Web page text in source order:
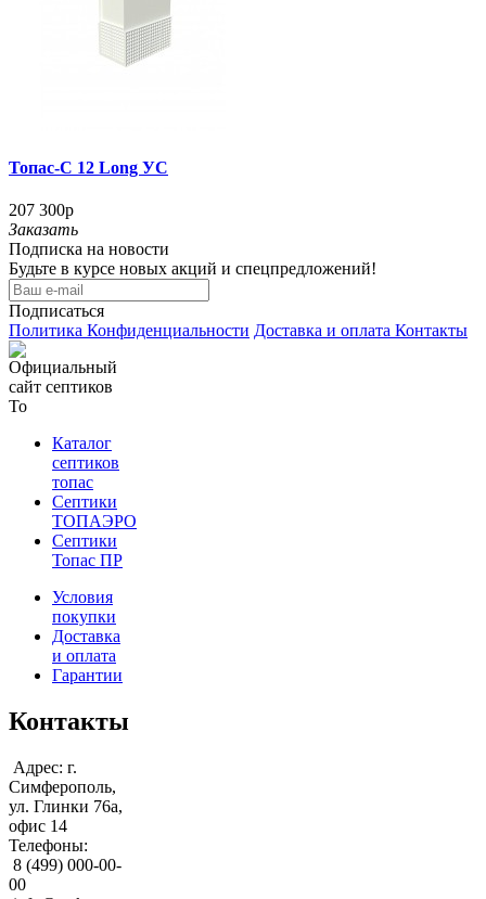
Топас-С 12 Long УС
207 300р
Заказать
Подписка на новости
Будьте в курсе новых акций и спецпредложений!
Подписаться
Политика Конфиденциальности Доставка и оплата Контакты
Каталог
септиков
топас
Септики
ТОПАЭРО
Септики
Топас ПР
Условия
покупки
Доставка
и оплата
Гарантии
Контакты
Адрес: г.
Симферополь,
ул. Глинки 76а,
офис 14
Телефоны:
8 (499) 000-00-
00